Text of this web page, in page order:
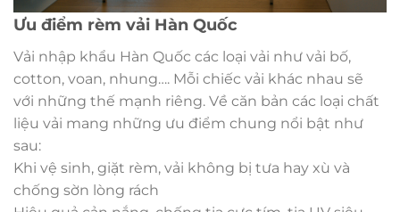
Ưu điểm rèm vải Hàn Quốc
Vải nhập khẩu Hàn Quốc các loại vải như vải bố,
cotton, voan, nhung…. Mỗi chiếc vải khác nhau sẽ
với những thế mạnh riêng. Về căn bản các loại chất
liệu vải mang những ưu điểm chung nổi bật như
sau:
Khi vệ sinh, giặt rèm, vải không bị tưa hay xù và
chống sờn lòng rách